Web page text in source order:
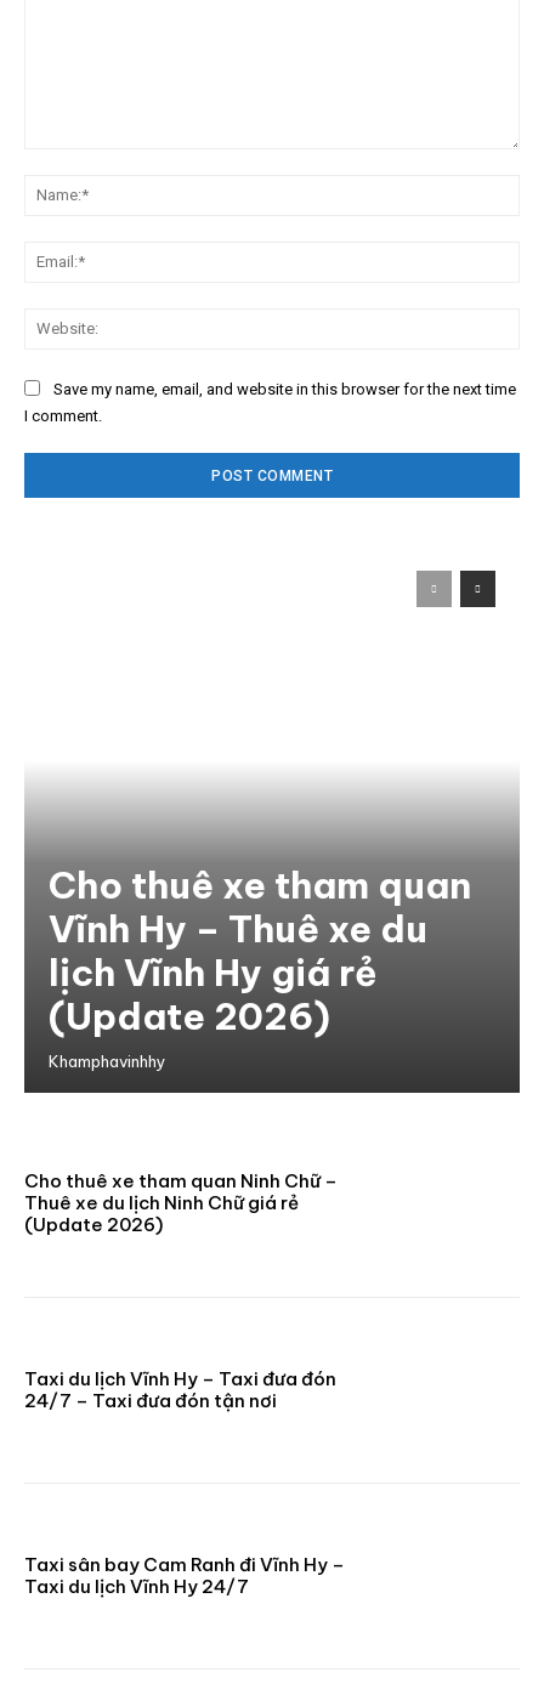
Save my name, email, and website in this browser for the next time
I comment.
Cho thuê xe tham quan
Vĩnh Hy – Thuê xe du
lịch Vĩnh Hy giá rẻ
(Update 2026)
Khamphavinhhy
Cho thuê xe tham quan Ninh Chữ –
Thuê xe du lịch Ninh Chữ giá rẻ
(Update 2026)
Taxi du lịch Vĩnh Hy – Taxi đưa đón
24/7 – Taxi đưa đón tận nơi
Taxi sân bay Cam Ranh đi Vĩnh Hy –
Taxi du lịch Vĩnh Hy 24/7